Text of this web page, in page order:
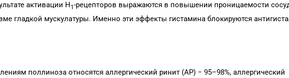
активации Н1-рецепторов выражаются в повышении проницаемости
гладкой мускулатуры. Именно эти эффекты гистамина блокируются
поллиноза относятся аллергический ринит (АР) − 95–98%, аллергический